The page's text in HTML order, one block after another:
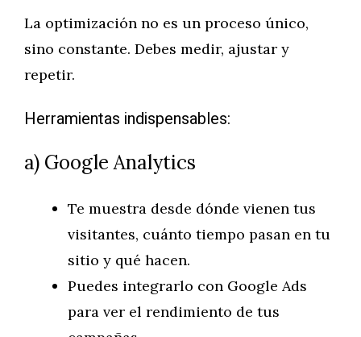
La optimización no es un proceso único,
sino constante. Debes medir, ajustar y
repetir.
Herramientas indispensables:
a) Google Analytics
Te muestra desde dónde vienen tus
visitantes, cuánto tiempo pasan en tu
sitio y qué hacen.
Puedes integrarlo con Google Ads
para ver el rendimiento de tus